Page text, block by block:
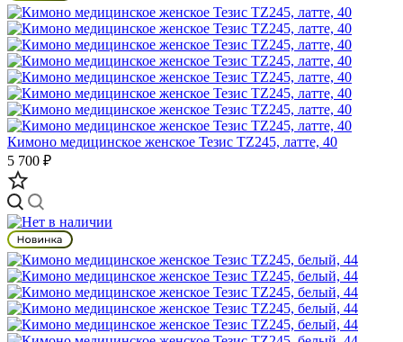
Кимоно медицинское женское Тезис TZ245, латте, 40
5 700 ₽